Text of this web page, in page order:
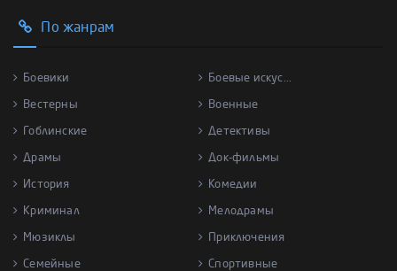
По жанрам
Боевики Боевые искус...
Вестерны Военные
Гоблинские Детективы
Драмы Док-фильмы
История Комедии
Криминал Мелодрамы
Мюзиклы Приключения
Семейные Спортивные